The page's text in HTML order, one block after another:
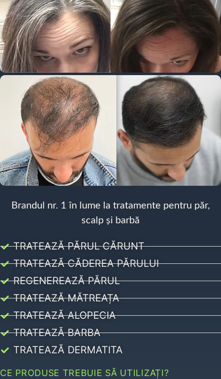
Brandul nr. 1 în lume la tratamente pentru păr,
scalp și barbă
TRATEAZĂ PĂRUL CĂRUNT
TRATEAZĂ CĂDEREA PĂRULUI
REGENEREAZĂ PĂRUL
TRATEAZĂ MĂTREAȚA
TRATEAZĂ ALOPECIA
TRATEAZĂ BARBA
TRATEAZĂ DERMATITA
CE PRODUSE TREBUIE SĂ UTILIZAȚI?